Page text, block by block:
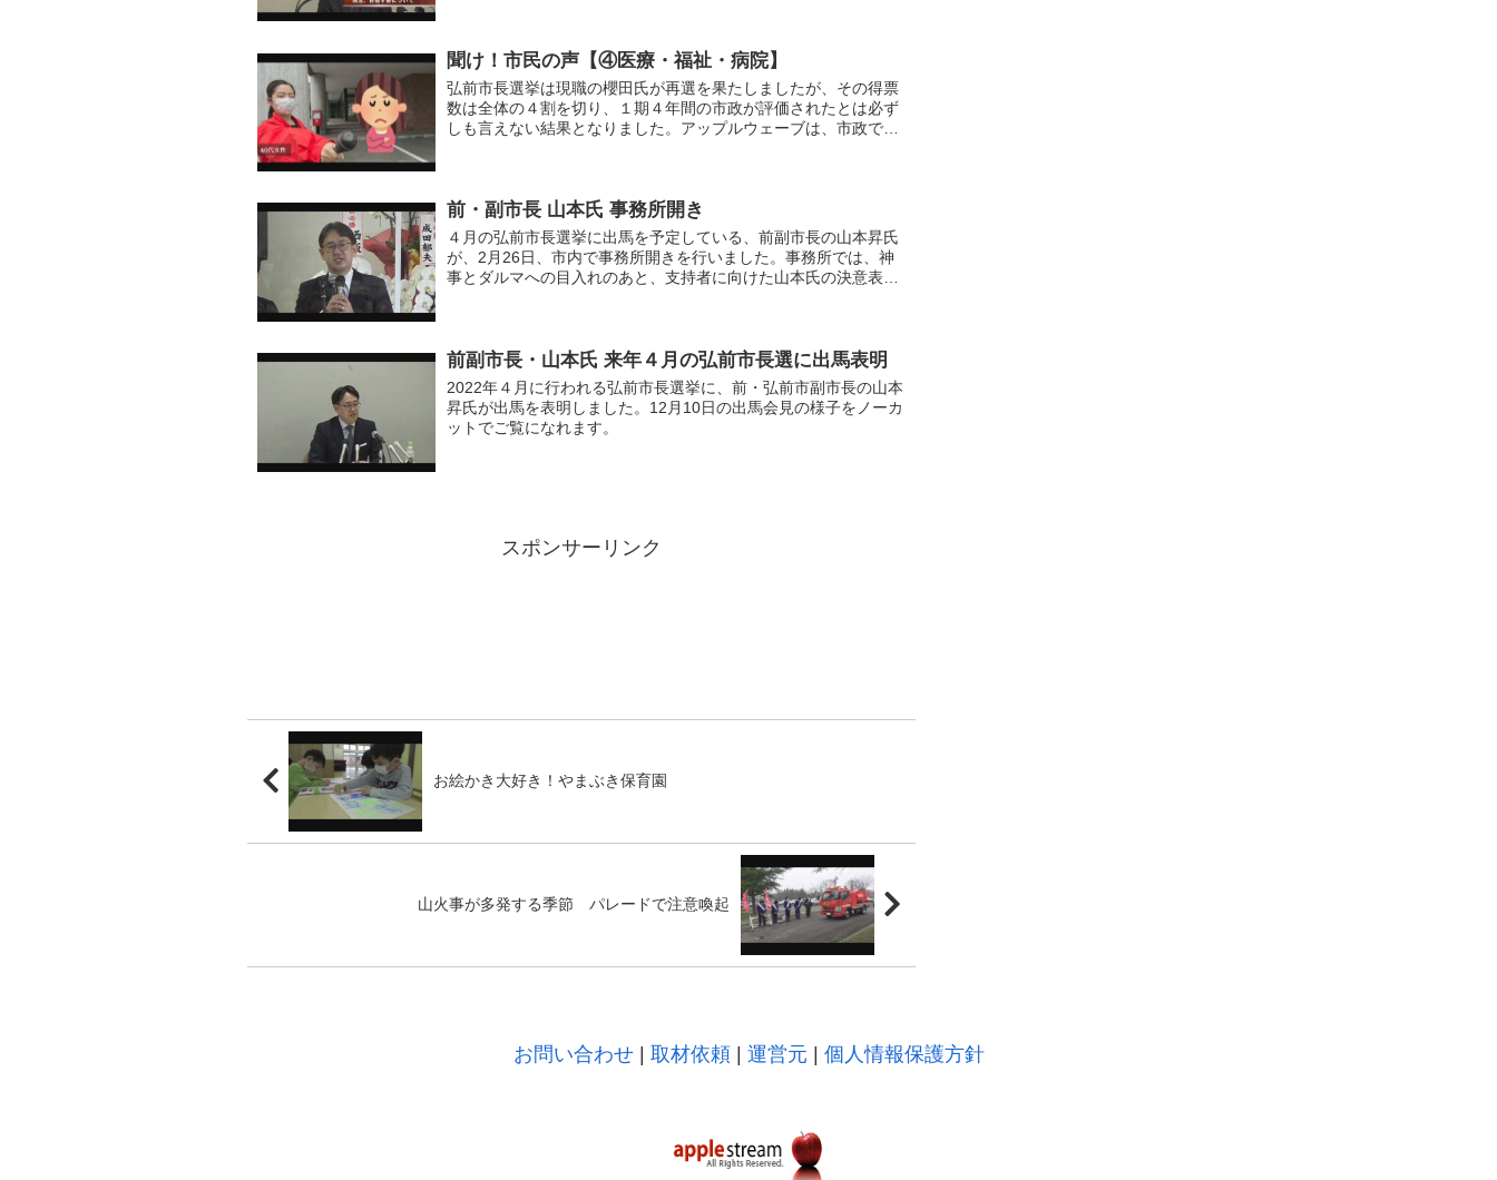
聞け！市民の声【④医療・福祉・病院】
弘前市長選挙は現職の櫻田氏が再選を果たしましたが、その得票
数は全体の４割を切り、１期４年間の市政が評価されたとは必ず
しも言えない結果となりました。アップルウェーブは、市政で関
前・副市長 山本氏 事務所開き
４月の弘前市長選挙に出馬を予定している、前副市長の山本昇氏
が、2月26日、市内で事務所開きを行いました。事務所では、神
事とダルマへの目入れのあと、支持者に向けた山本氏の決意表明
前副市長・山本氏 来年４月の弘前市長選に出馬表明
2022年４月に行われる弘前市長選挙に、前・弘前市副市長の山本
昇氏が出馬を表明しました。12月10日の出馬会見の様子をノーカ
ットでご覧になれます。
スポンサーリンク
お絵かき大好き！やまぶき保育園
山火事が多発する季節 パレードで注意喚起
お問い合わせ| 取材依頼| 運営元 | 個人情報保護方針